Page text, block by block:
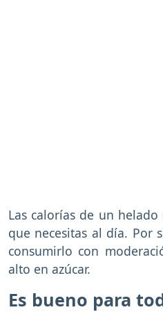
Las calorías de un
que necesitas al día. Por
consumirlo con
alto en azúcar.
Es bueno para